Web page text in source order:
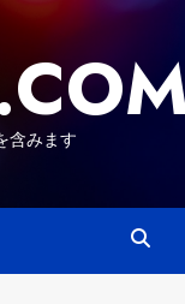
含みます